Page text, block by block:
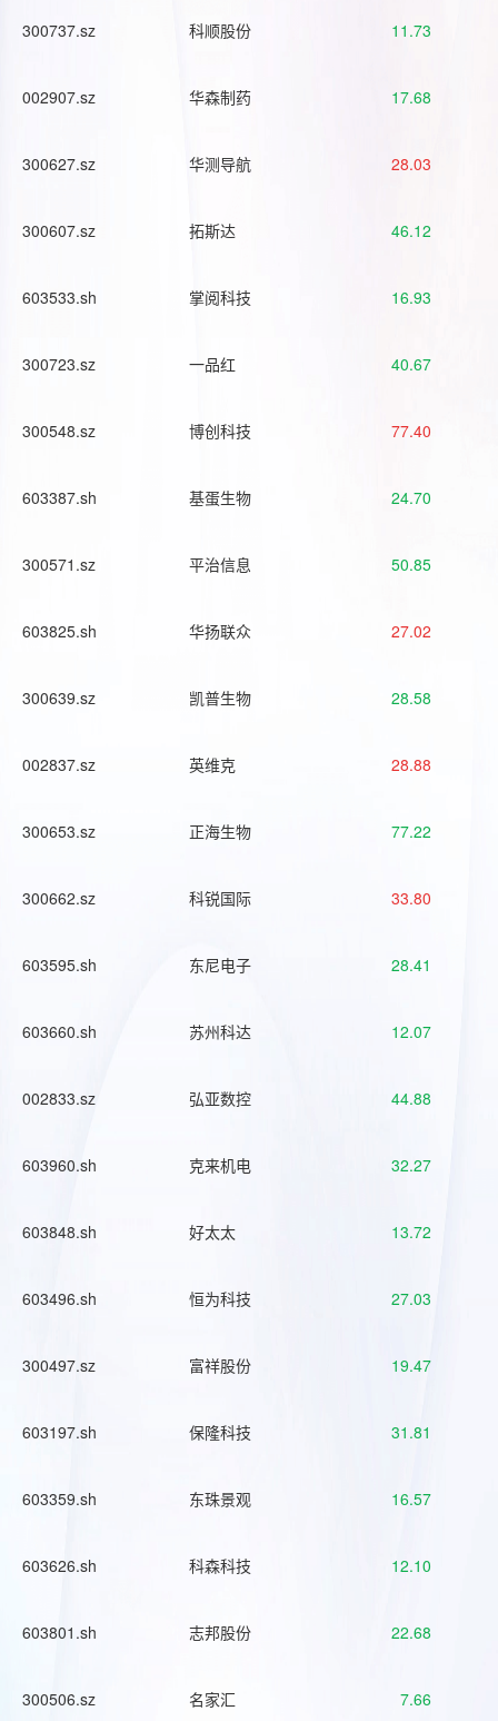
300737.sz 科顺股份 11.73
002907.sz 华森制药 17.68
300627.sz 华测导航 28.03
300607.sz 拓斯达 46.12
603533.sh 掌阅科技 16.93
300723.sz 一品红 40.67
300548.sz 博创科技 77.40
603387.sh 基蛋生物 24.70
300571.sz 平治信息 50.85
603825.sh 华扬联众 27.02
300639.sz 凯普生物 28.58
002837.sz 英维克 28.88
300653.sz 正海生物 77.22
300662.sz 科锐国际 33.80
603595.sh 东尼电子 28.41
603660.sh 苏州科达 12.07
002833.sz 弘亚数控 44.88
603960.sh 克来机电 32.27
603848.sh 好太太 13.72
603496.sh 恒为科技 27.03
300497.sz 富祥股份 19.47
603197.sh 保隆科技 31.81
603359.sh 东珠景观 16.57
603626.sh 科森科技 12.10
603801.sh 志邦股份 22.68
300506.sz 名家汇 7.66